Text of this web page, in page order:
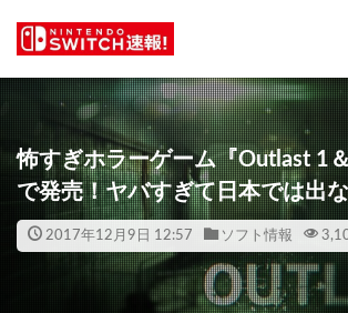
怖すぎホラーゲーム『Outlast 1
で発売！ヤバすぎて日本では出
2017年12月9日 12:57 ソフト情報